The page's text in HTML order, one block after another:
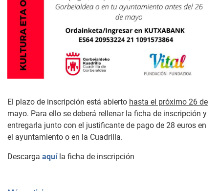
El plazo de inscripción está abierto hasta el próximo 26 de
mayo. Para ello se deberá rellenar la ficha de inscripción y
entregarla junto con el justificante de pago de 28 euros en
el ayuntamiento o en la Cuadrilla.
Descarga aquíla ficha de inscripción